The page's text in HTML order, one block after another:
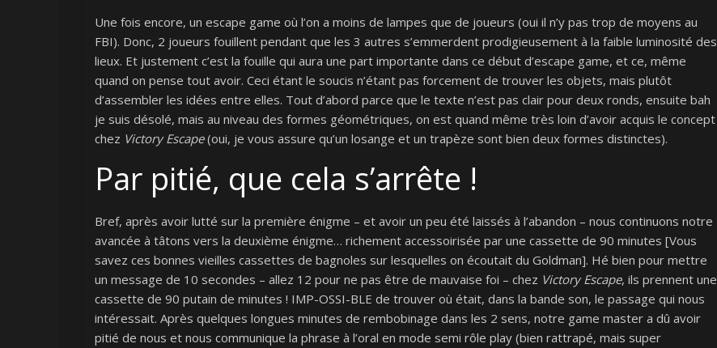
Une fois encore, un escape game où l’on a moins de lampes que de joueurs (oui il n’y pas trop de moyens au
FBI). Donc, 2 joueurs fouillent pendant que les 3 autres s’emmerdent prodigieusement à la faible luminosité des
lieux. Et justement c’est la fouille qui aura une part importante dans ce début d’escape game, et ce, même
quand on pense tout avoir. Ceci étant le soucis n’étant pas forcement de trouver les objets, mais plutôt
d’assembler les idées entre elles. Tout d’abord parce que le texte n’est pas clair pour deux ronds, ensuite bah
je suis désolé, mais au niveau des formes géométriques, on est quand même très loin d’avoir acquis le concept
chez Victory Escape(oui, je vous assure qu’un losange et un trapèze sont bien deux formes distinctes).
Par pitié, que cela s’arrête !
Bref, après avoir lutté sur la première énigme – et avoir un peu été laissés à l’abandon – nous continuons notre
avancée à tâtons vers la deuxième énigme… richement accessoirisée par une cassette de 90 minutes [Vous
savez ces bonnes vieilles cassettes de bagnoles sur lesquelles on écoutait du Goldman]. Hé bien pour mettre
un message de 10 secondes – allez 12 pour ne pas être de mauvaise foi – chez Victory Escape, ils prennent une
cassette de 90 putain de minutes ! IMP-OSSI-BLE de trouver où était, dans la bande son, le passage qui nous
intéressait. Après quelques longues minutes de rembobinage dans les 2 sens, notre game master a dû avoir
pitié de nous et nous communique la phrase à l’oral en mode semi rôle play (bien rattrapé, mais super